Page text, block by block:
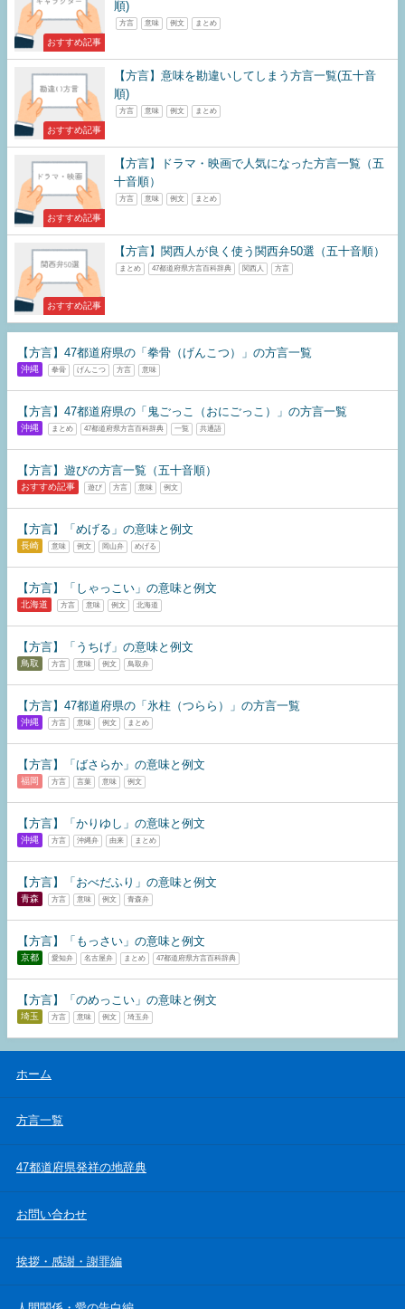
おすすめ記事
順)
方言 意味 例文 まとめ
おすすめ記事
【方言】意味を勘違いしてしまう方言一覧(五十音
順)
方言 意味 例文 まとめ
おすすめ記事
【方言】ドラマ・映画で人気になった方言一覧（五
十音順）
方言 意味 例文 まとめ
おすすめ記事
【方言】関西人が良く使う関西弁50選（五十音順）
まとめ 47都道府県方言百科辞典 関西人 方言
【方言】47都道府県の「拳骨（げんこつ）」の方言一覧
沖縄 拳骨 げんこつ 方言 意味
【方言】47都道府県の「鬼ごっこ（おにごっこ）」の方言一覧
沖縄 まとめ 47都道府県方言百科辞典 一覧 共通語
【方言】遊びの方言一覧（五十音順）
おすすめ記事 遊び 方言 意味 例文
【方言】「めげる」の意味と例文
長崎 意味 例文 岡山弁 めげる
【方言】「しゃっこい」の意味と例文
北海道 方言 意味 例文 北海道
【方言】「うちげ」の意味と例文
鳥取 方言 意味 例文 鳥取弁
【方言】47都道府県の「氷柱（つらら）」の方言一覧
沖縄 方言 意味 例文 まとめ
【方言】「ばさらか」の意味と例文
福岡 方言 言葉 意味 例文
【方言】「かりゆし」の意味と例文
沖縄 方言 沖縄弁 由来 まとめ
【方言】「おべだふり」の意味と例文
青森 方言 意味 例文 青森弁
【方言】「もっさい」の意味と例文
京都 愛知弁 名古屋弁 まとめ 47都道府県方言百科辞典
【方言】「のめっこい」の意味と例文
埼玉 方言 意味 例文 埼玉弁
ホーム
方言一覧
47都道府県発祥の地辞典
お問い合わせ
挨拶・感謝・謝罪編